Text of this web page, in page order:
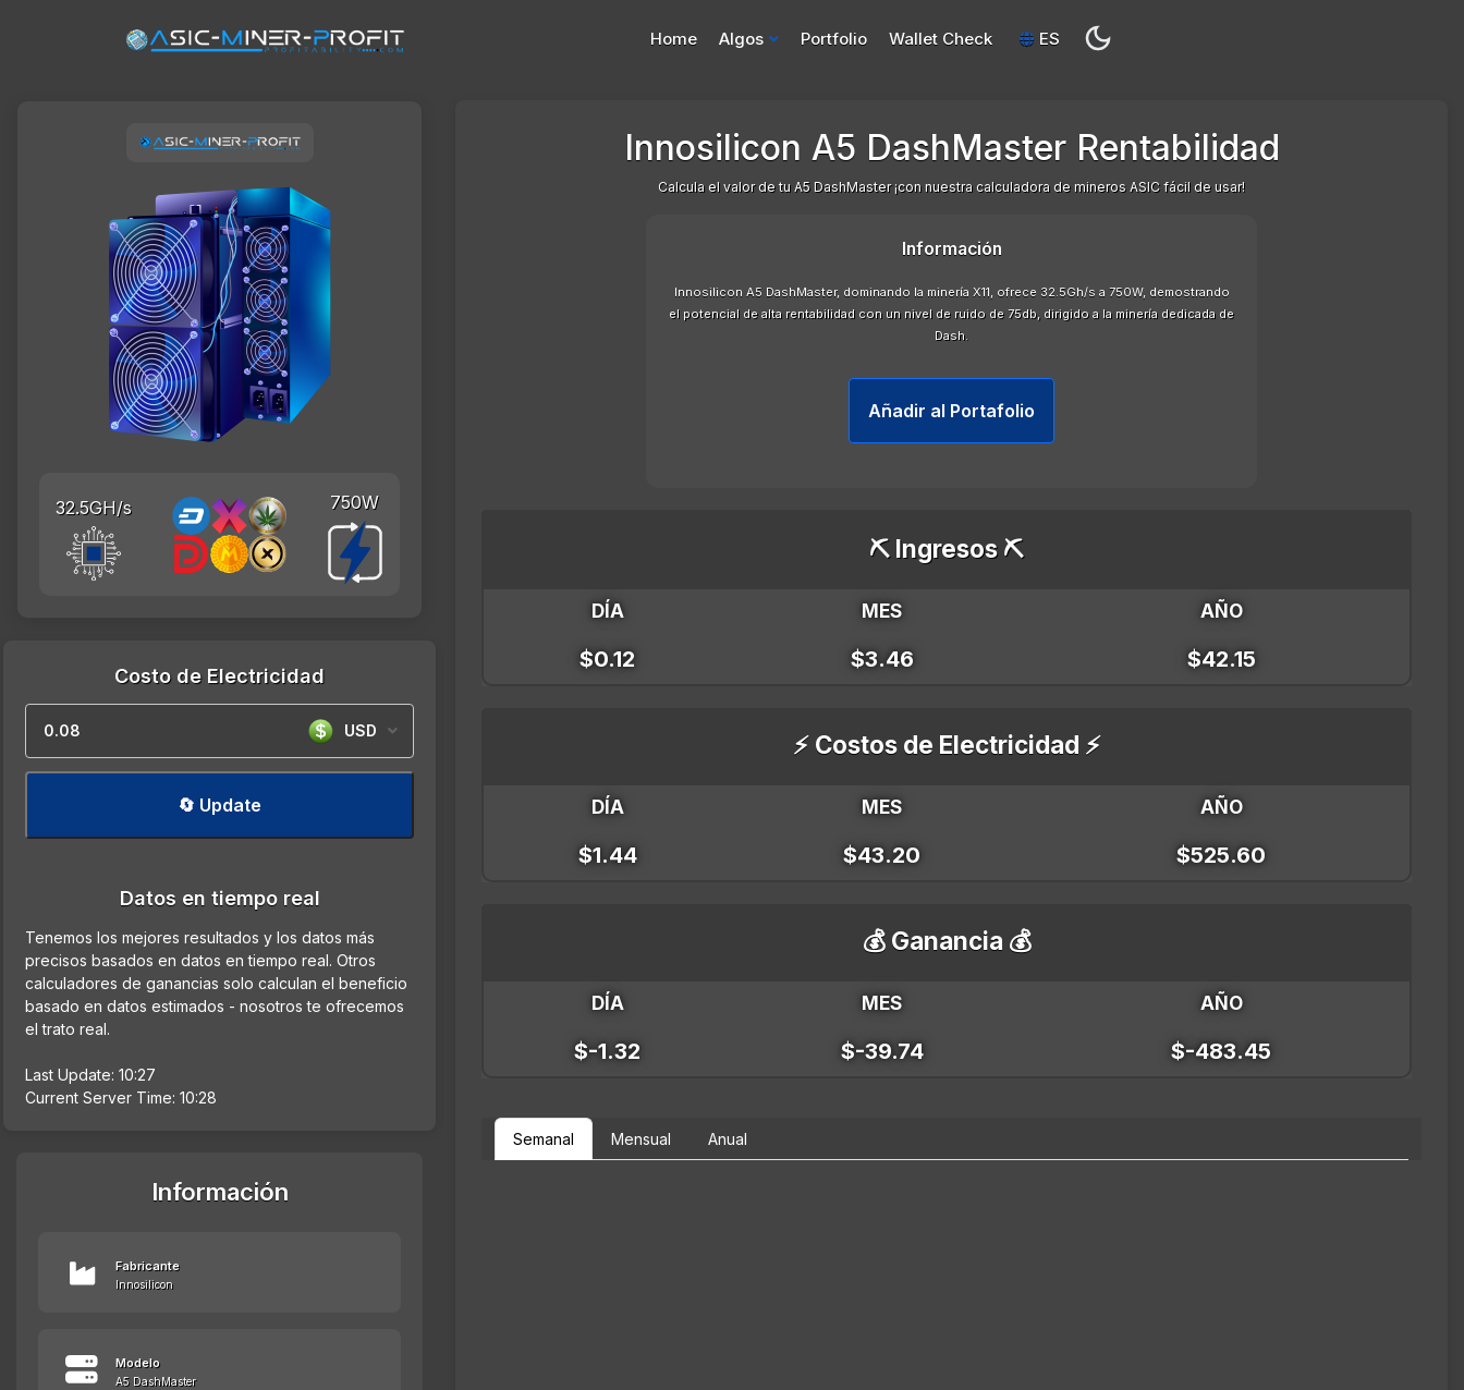
Home Algos Portfolio Wallet Check ES
32.5GH/s 750W
Costo de Electricidad
USD
🔄 Update
Datos en tiempo real
Tenemos los mejores resultados y los datos más
precisos basados en datos en tiempo real. Otros
calculadores de ganancias solo calculan el beneficio
basado en datos estimados - nosotros te ofrecemos
el trato real.
Last Update: 10:27
Current Server Time: 10:28
Información
Fabricante
Innosilicon
Modelo
A5 DashMaster
Innosilicon A5 DashMaster Rentabilidad
Calcula el valor de tu A5 DashMaster ¡con nuestra calculadora de mineros ASIC fácil de usar!
Información
Innosilicon A5 DashMaster, dominando la minería X11, ofrece 32.5Gh/s a 750W, demostrando
el potencial de alta rentabilidad con un nivel de ruido de 75db, dirigido a la minería dedicada de
Dash.
Añadir al Portafolio
⛏️ Ingresos ⛏️
DÍA MES AÑO
$0.12 $3.46 $42.15
⚡ Costos de Electricidad ⚡
DÍA MES AÑO
$1.44 $43.20 $525.60
💰 Ganancia 💰
DÍA MES AÑO
$-1.32 $-39.74 $-483.45
Semanal Mensual Anual